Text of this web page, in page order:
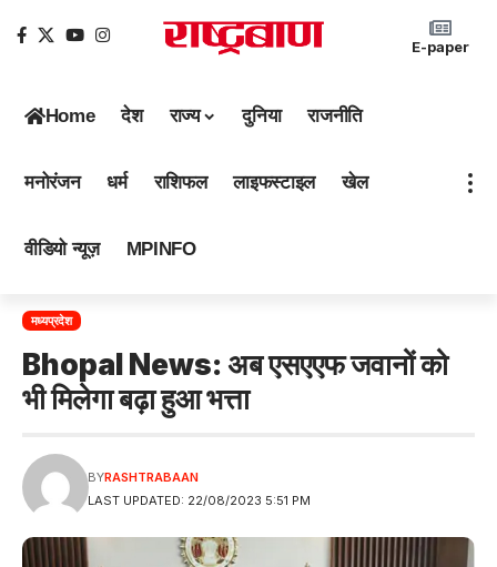
E-paper
Home देश राज्य दुनिया राजनीति
मनोरंजन धर्म राशिफल लाइफस्टाइल खेल
वीडियो न्यूज़ MPINFO
मध्यप्रदेश
Bhopal News: अब एसएएफ जवानों को
भी मिलेगा बढ़ा हुआ भत्ता
LAST UPDATED: 22/08/2023 5:51 PM
BYRASHTRABAAN